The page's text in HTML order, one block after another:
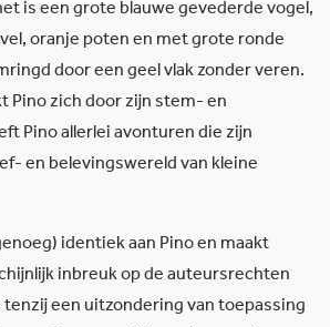
is een grote blauwe gevederde vogel,
oranje poten en met grote ronde
door een geel vlak zonder veren.
Pino zich door zijn stem- en
Pino allerlei avonturen die zijn
en belevingswereld van kleine
identiek aan Pino en maakt
inbreuk op de auteursrechten
tenzij een uitzondering van toepassing